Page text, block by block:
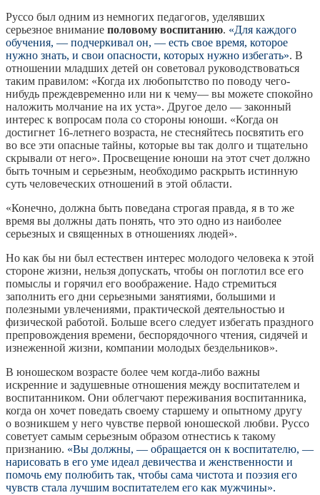
Руссо был одним из немногих педагогов, уделявших
серьезное внимание половому воспитанию. «Для каждого
обучения, — подчеркивал он, — есть свое время, которое
нужно знать, и свои опасности, которых нужно избегать». В
отношении младших детей он советовал руководствоваться
таким правилом: «Когда их любопытство по поводу чего-
нибудь преждевременно или ни к чему— вы можете спокойно
наложить молчание на их уста». Другое дело — законный
интерес к вопросам пола со стороны юноши. «Когда он
достигнет 16-летнего возраста, не стесняйтесь посвятить его
во все эти опасные тайны, которые вы так долго и тщательно
скрывали от него». Просвещение юноши на этот счет должно
быть точным и серьезным, необходимо раскрыть истинную
суть человеческих отношений в этой области.
«Конечно, должна быть поведана строгая правда, я в то же
время вы должны дать понять, что это одно из наиболее
серьезных и священных в отношениях людей».
Но как бы ни был естествен интерес молодого человека к этой
стороне жизни, нельзя допускать, чтобы он поглотил все его
помыслы и горячил его воображение. Надо стремиться
заполнить его дни серьезными занятиями, большими и
полезными увлечениями, практической деятельностью и
физической работой. Больше всего следует избегать праздного
препровождения времени, беспорядочного чтения, сидячей и
изнеженной жизни, компании молодых бездельников».
В юношеском возрасте более чем когда-либо важны
искренние и задушевные отношения между воспитателем и
воспитанником. Они облегчают переживания воспитанника,
когда он хочет поведать своему старшему и опытному другу
о возникшем у него чувстве первой юношеской любви. Руссо
советует самым серьезным образом отнестись к такому
признанию. «Вы должны, — обращается он к воспитателю, —
нарисовать в его уме идеал девичества и женственности и
помочь ему полюбить так, чтобы сама чистота и поэзия его
чувств стала лучшим воспитателем его как мужчины».